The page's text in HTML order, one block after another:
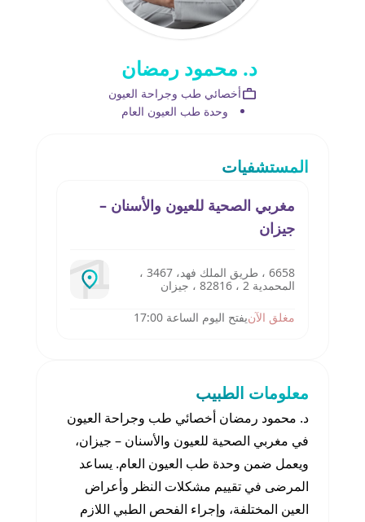
د. محمود رمضان
أخصائي طب وجراحة العيون
وحدة طب العيون العام
المستشفيات
مغربي الصحية للعيون والأسنان –
جيزان
6658 ، طريق الملك فهد، 3467 ،
المحمدية 2 ، 82816 ، جيزان
مغلق الآنيفتح اليوم الساعة 17:00
معلومات الطبيب
د. محمود رمضان أخصائي طب وجراحة العيون
في مغربي الصحية للعيون والأسنان – جيزان،
ويعمل ضمن وحدة طب العيون العام. يساعد
المرضى في تقييم مشكلات النظر وأعراض
العين المختلفة، وإجراء الفحص الطبي اللازم